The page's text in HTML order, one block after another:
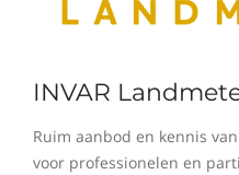
INVAR
Ruim aanbod en kennis
voor professionelen en